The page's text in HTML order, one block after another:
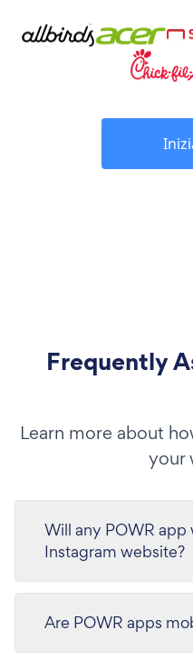
Frequently
Learn more about
your
Will any POWR app
Instagram website?
Are POWR apps